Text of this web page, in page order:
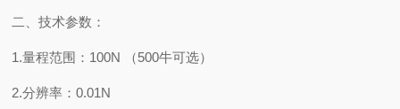
二、技术参数：
1.量程范围：100N （500牛可选）
2.分辨率：0.01N